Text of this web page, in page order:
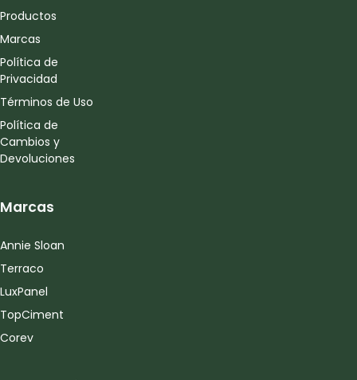
Productos
Marcas
Política de
Privacidad
Términos de Uso
Política de
Cambios y
Devoluciones
Marcas
Annie Sloan
Terraco
LuxPanel
TopCiment
Corev